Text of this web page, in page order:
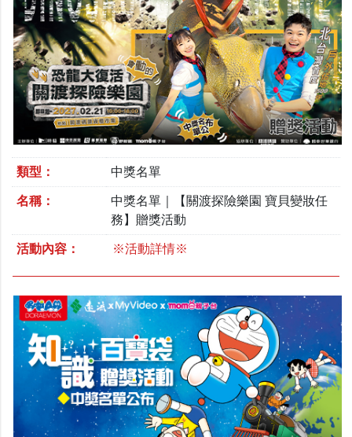
類型： 中獎名單
名稱：
中獎名單｜【關渡探險樂園 寶貝變妝任
務】贈獎活動
活動內容： ※活動詳情※